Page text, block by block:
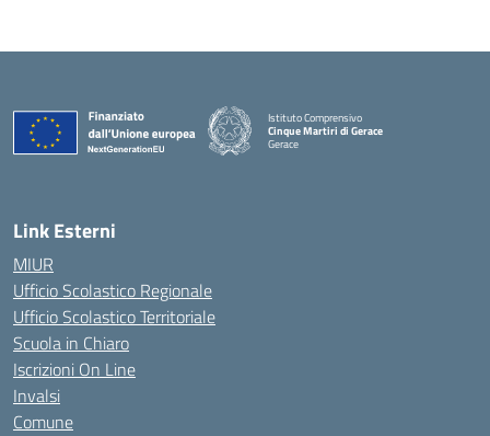
Istituto Comprensivo
Cinque Martiri di Gerace
Gerace
Link Esterni
MIUR
Ufficio Scolastico Regionale
Ufficio Scolastico Territoriale
Scuola in Chiaro
Iscrizioni On Line
Invalsi
Comune